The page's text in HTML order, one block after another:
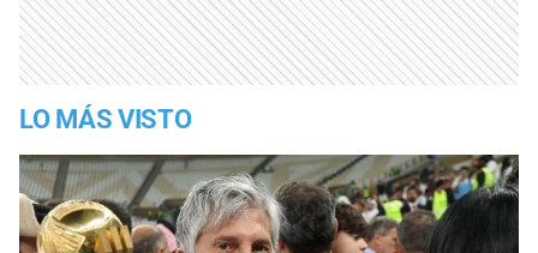
LO MÁS VISTO